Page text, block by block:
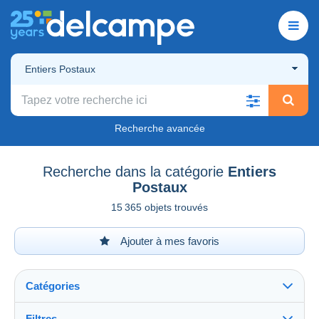
Entiers Postaux
Recherche avancée
Recherche dans la catégorie Entiers
Postaux
15 365 objets trouvés
Ajouter à mes favoris
Catégories